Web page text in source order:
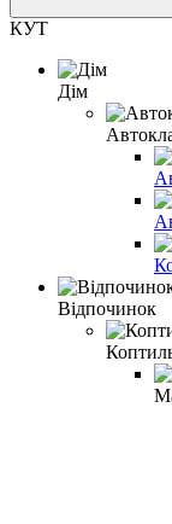
КУТ
Дім
Відпочинок